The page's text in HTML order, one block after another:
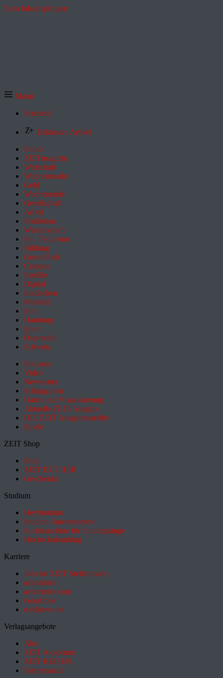
Zum Inhalt springen
Menü
Startseite
Exklusive Artikel
Politik
ZEITmagazin
Wirtschaft
Wochenmarkt
Geld
Wochenende
Gesellschaft
Arbeit
Feuilleton
Wissenschaft
Pol. Feuilleton
Bildung
Gesundheit
Campus
Familie
Digital
Entdecken
Mobilität
Sinn
Hamburg
Sport
Österreich
Schweiz
Podcasts
Video
Newsletter
Schlagzeilen
Daten und Visualisierung
Aktuelle ZEIT-Ausgabe
DIE ZEIT Ausgabenarchiv
Spiele
ZEIT Shop
Shop
ZEIT BÜCHER
Geschenke
Studium
HeyStudium
Studium-Interessentest
Suchmaschine für Studiengänge
Hochschulranking
Karriere
Jobs im ZEIT Stellenmarkt
academics
academics.com
GoodJobs
e-fellows.net
Verlagsangebote
Abo
ZEIT Akademie
ZEIT REISEN
Partnersuche